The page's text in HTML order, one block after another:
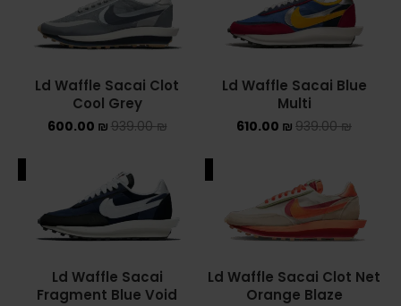
ADIDAS FORUM
ADIDAS GAZELLE
ADIDAS SAMBA
ADIDAS SPEZIAL
ADIDAS KIDS
AIR JORDAN
Ld Waffle Sacai Blue
Multi
939.00₪
610.00 ₪
Ld Waffle Sacai Clot
Cool Grey
939.00₪
600.00 ₪
Ld Waffle Sacai Clot Net
Orange Blaze
Ld Waffle Sacai
Fragment Blue Void